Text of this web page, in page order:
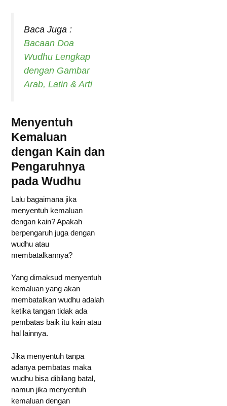
Baca Juga :
Bacaan Doa
Wudhu Lengkap
dengan Gambar
Arab, Latin & Arti
Menyentuh
Kemaluan
dengan Kain dan
Pengaruhnya
pada Wudhu
Lalu bagaimana jika
menyentuh kemaluan
dengan kain? Apakah
berpengaruh juga dengan
wudhu atau
membatalkannya?
Yang dimaksud menyentuh
kemaluan yang akan
membatalkan wudhu adalah
ketika tangan tidak ada
pembatas baik itu kain atau
hal lainnya.
Jika menyentuh tanpa
adanya pembatas maka
wudhu bisa dibilang batal,
namun jika menyentuh
kemaluan dengan